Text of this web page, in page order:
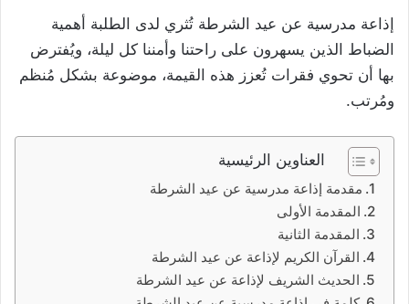
إذاعة مدرسية عن عيد الشرطة تُثري لدى الطلبة أهمية
الضباط الذين يسهرون على راحتنا وأمننا كل ليلة، ويُفترض
بها أن تحوي فقرات تُعزز هذه القيمة، موضوعة بشكل مُنظم
ومُرتب.
العناوين الرئيسية
مقدمة إذاعة مدرسية عن عيد الشرطة
المقدمة الأولى
المقدمة الثانية
القرآن الكريم لإذاعة عن عيد الشرطة
الحديث الشريف لإذاعة عن عيد الشرطة